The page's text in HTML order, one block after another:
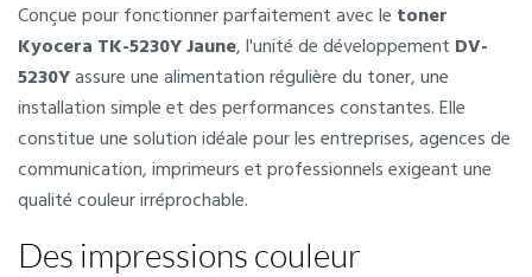
Conçue pour fonctionner parfaitement avec le toner
Kyocera TK-5230Y Jaune, l'unité de développement DV-
5230Yassure une alimentation régulière du toner, une
installation simple et des performances constantes. Elle
constitue une solution idéale pour les entreprises, agences de
communication, imprimeurs et professionnels exigeant une
qualité couleur irréprochable.
Des impressions couleur